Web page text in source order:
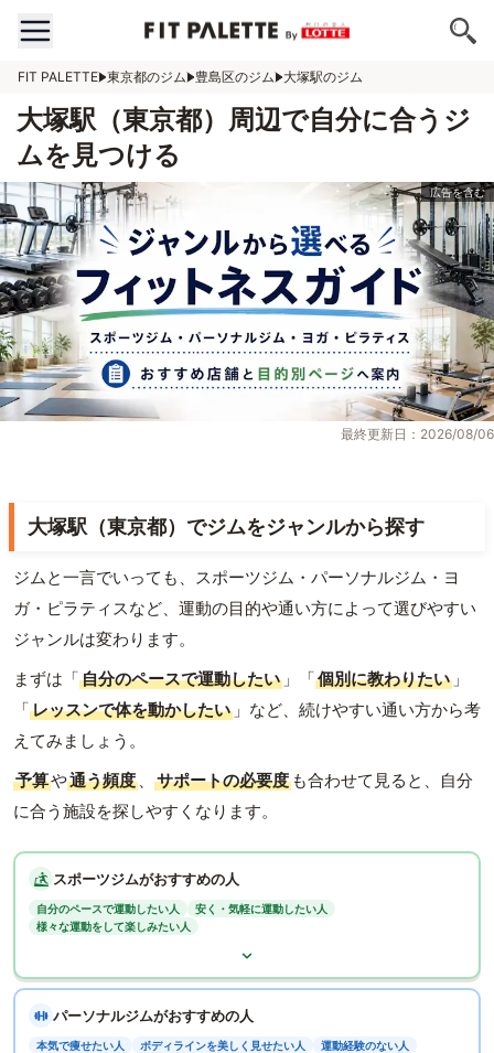
FIT PALETTE 東京都のジム 豊島区のジム 大塚駅のジム
大塚駅（東京都）周辺で自分に合うジ
ムを見つける
最終更新日：2026/08/06
大塚駅（東京都）でジムをジャンルから探す
ジムと一言でいっても、スポーツジム・パーソナルジム・ヨ
ガ・ピラティスなど、運動の目的や通い方によって選びやすい
ジャンルは変わります。
まずは「自分のペースで運動したい 」「個別に教わりたい 」
「レッスンで体を動かしたい 」など、続けやすい通い方から考
えてみましょう。
予算や通う頻度 、 サポートの必要度 も合わせて見ると、自分
に合う施設を探しやすくなります。
スポーツジムがおすすめの人
自分のペースで運動したい人
安く・気軽に運動したい人
様々な運動をして楽しみたい人
パーソナルジムがおすすめの人
本気で痩せたい人 ボディラインを美しく見せたい人 運動経験のない人